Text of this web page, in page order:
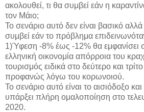
ακολουθεί, τι θα συμβεί εάν η
τον Μάιο;
Το σενάριο αυτό δεν είναι βασικό
συμβεί εάν το πρόβλημα
1)Ύφεση -8% έως -12% θα εμφανίσει
ελληνική οικονομία απόρροια του
τουρισμός ειδικά στο δεύτερο και
προφανώς λόγω του κορωνοιού.
Το σενάριο αυτό είναι το αισιόδοξο
υπάρξει πλήρη ομαλοποίηση στο
2020.